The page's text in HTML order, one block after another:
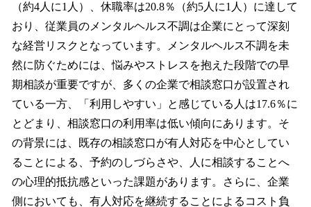
（約4人に1人）、休職率は20.8％（約5人に1人）に達して
おり、従業員のメンタルヘルス不調は企業にとって深刻
な経営リスクとなっています。メンタルヘルス不調を未
然に防ぐためには、悩みやストレスを抱えた段階での早
期相談が重要ですが、多くの企業で相談窓口が設置され
ている一方、「利用しやすい」と感じている人は17.6％に
とどまり、相談窓口の利用率は低い傾向にあります。そ
の背景には、既存の相談窓口が有人対応を中心としてい
ることによる、予約のしづらさや、人に相談することへ
の心理的抵抗感といった課題があります。さらに、企業
側においても、有人対応を継続することによるコスト負